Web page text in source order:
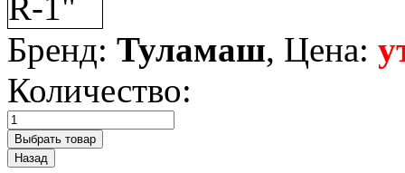
Бренд: Туламаш, Цена:
Количество: